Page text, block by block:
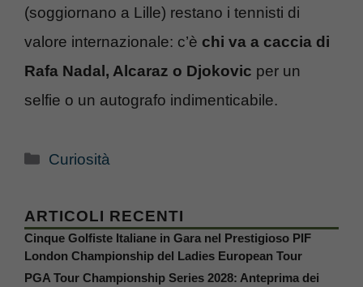
(soggiornano a Lille) restano i tennisti di
valore internazionale: c’è chi va a caccia di
Rafa Nadal, Alcaraz o Djokovic per un
selfie o un autografo indimenticabile.
Categorie
Curiosità
ARTICOLI RECENTI
Cinque Golfiste Italiane in Gara nel Prestigioso PIF
London Championship del Ladies European Tour
PGA Tour Championship Series 2028: Anteprima dei